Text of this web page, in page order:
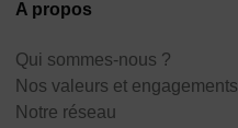
A propos
Qui sommes-nous ?
Nos valeurs et engagements
Notre réseau